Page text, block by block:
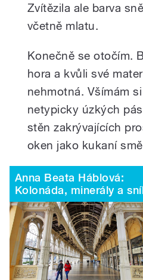
Zvítězila ale barva
včetně mlatu.
Konečně se otočím.
hora a kvůli své
nehmotná. Všímám
netypicky úzkých
stěn zakrývajících
oken jako kukaní
Anna Beata Háblová:
Kolonáda, minerály a